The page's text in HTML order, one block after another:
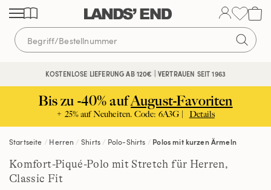
Direkt
zum
Inhalt
Direkt
zur
Navigation
Direkt
zur
Suche
KOSTENLOSE LIEFERUNG AB 120€ | VERTRAUEN SEIT 1963
KOSTENFREIE RÜCKSENDUNG
Bis zu -40% aufAugust-Favoriten
+ 25% auf Neuheiten. Code: 6A3G | Details
Startseite Herren Shirts Polo-Shirts Polos mit kurzen Ärmeln
Komfort-Piqué-Polo mit Stretch für Herren,
Classic Fit